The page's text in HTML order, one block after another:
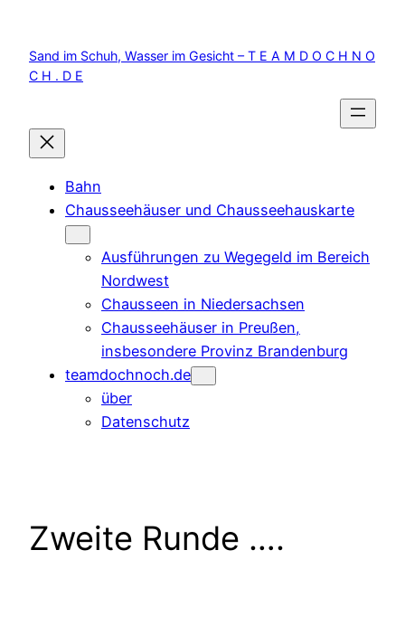
springen
Sand im Schuh, Wasser im Gesicht – T E A M D O C H N O
C H . D E
Bahn
Chausseehäuser und Chausseehauskarte
Ausführungen zu Wegegeld im Bereich
Nordwest
Chausseen in Niedersachsen
Chausseehäuser in Preußen,
insbesondere Provinz Brandenburg
teamdochnoch.de
über
Datenschutz
Zweite Runde ….